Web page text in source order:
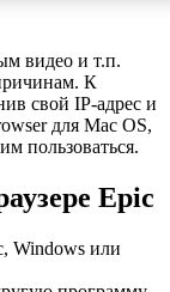
видео и т.п.
К
свой IP-адрес и
для Mac OS,
пользоваться.
Epic
Windows или